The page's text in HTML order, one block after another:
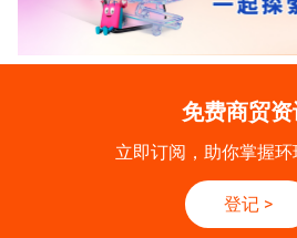
免费商贸
立即订阅，助你掌握
登记 >